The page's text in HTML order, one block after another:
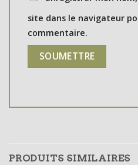
site dans le navigateur
commentaire.
PRODUITS SIMILAIRES